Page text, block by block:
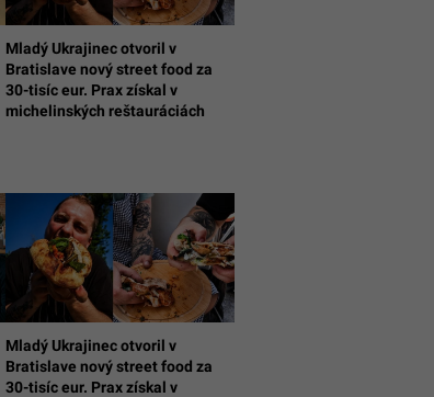
Mladý Ukrajinec otvoril v
Bratislave nový street food za
30-tisíc eur. Prax získal v
michelinských reštauráciách
Mladý Ukrajinec otvoril v
Bratislave nový street food za
30-tisíc eur. Prax získal v